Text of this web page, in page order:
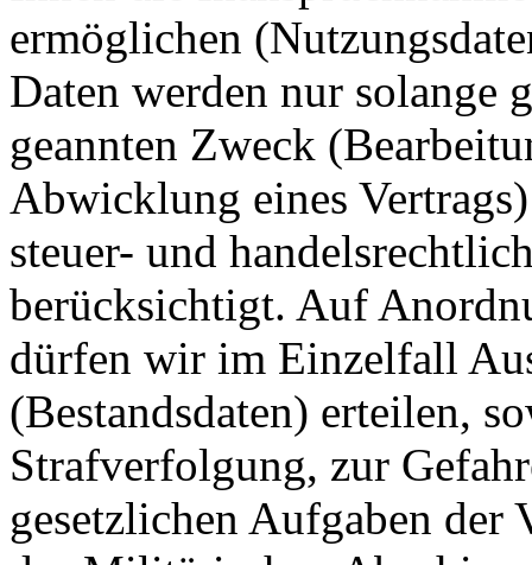
ermöglichen
Daten werden nur solange
geannten Zweck
Abwicklung eines
steuer- und
berücksichtigt. Auf
dürfen wir im Einzelfall
(Bestandsdaten) erteilen,
Strafverfolgung, zur
gesetzlichen Aufgaben der